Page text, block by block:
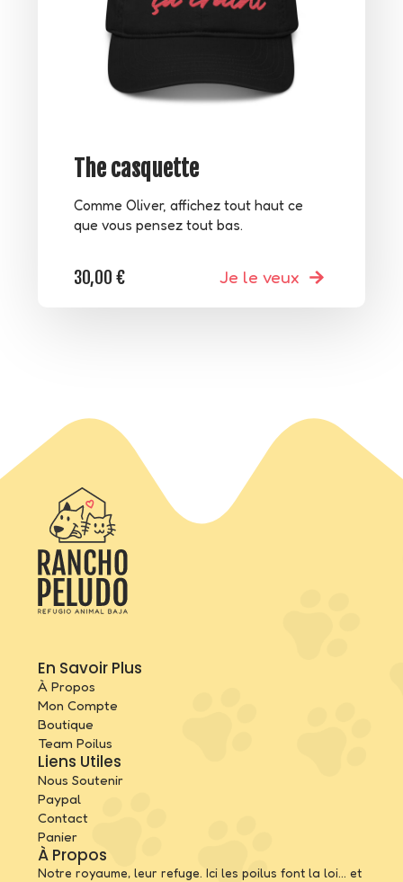
The casquette
Comme Oliver, affichez tout haut ce
que vous pensez tout bas.
30,00€ Je le veux
En Savoir Plus
À Propos
Mon Compte
Boutique
Team Poilus
Liens Utiles
Nous Soutenir
Paypal
Contact
Panier
À Propos
Notre royaume, leur refuge. Ici les poilus font la loi… et